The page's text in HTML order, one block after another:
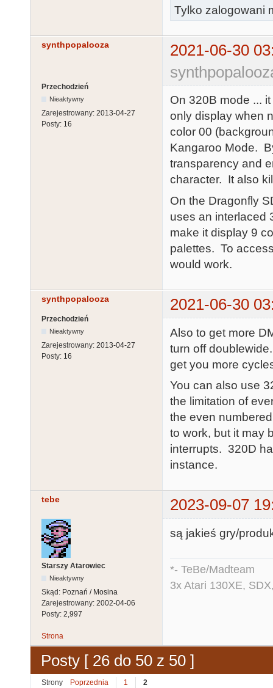
Tylko zalogowani
synthpopalooza
2021-06-30
Przechodzień
Nieaktywny
Zarejestrowany: 2013-04-27
Posty: 16
On 320B mode ...
only display when
color 00
Kangaroo Mode.
transparency and
character. It also
On the Dragonfly
uses an interlaced
make it display 9
palettes. To
would work.
synthpopalooza 2021-06-30
Przechodzień
Nieaktywny
Zarejestrowany: 2013-04-27
Posty: 16
Also to get more
turn off
get you more
You can also use
the limitation of
the even
to work, but it may
interrupts. 320D
instance.
tebe 2023-09-07
Starszy Atarowiec
Nieaktywny
Skąd: Poznań / Mosina
Zarejestrowany: 2002-04-06
Posty: 2,997
są jakieś gry/
*- TeBe/Madteam
3x Atari 130XE,
Strona
Posty [ 26 do 50 z 50 ]
Strony Poprzednia 1 2